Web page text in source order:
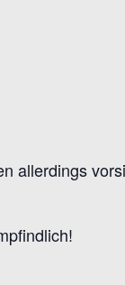
allerdings